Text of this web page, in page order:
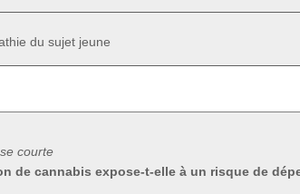
du sujet jeune
courte
de cannabis expose-t-elle à un risque de